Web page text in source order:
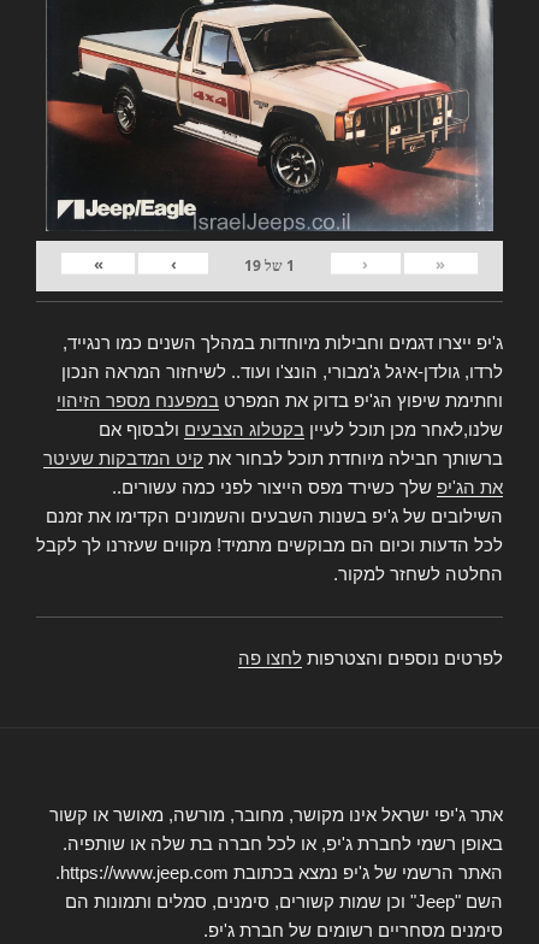
«
‹
1 של19
›
»
ג'יפ ייצרו דגמים וחבילות מיוחדות במהלך השנים כמו רנגייד,
לרדו, גולדן-איגל ג'מבורי, הונצ'ו ועוד.. לשיחזור המראה הנכון
וחתימת שיפוץ הג'יפ בדוק את המפרט במפענח מספר הזיהוי
שלנו,לאחר מכן תוכל לעיין בקטלוג הצבעים ולבסוף אם
ברשותך חבילה מיוחדת תוכל לבחור את קיט המדבקות שעיטר
את הג'יפ שלך כשירד מפס הייצור לפני כמה עשורים..
השילובים של ג'יפ בשנות השבעים והשמונים הקדימו את זמנם
לכל הדעות וכיום הם מבוקשים מתמיד! מקווים שעזרנו לך לקבל
החלטה לשחזר למקור.
לפרטים נוספים והצטרפות לחצו פה
אתר ג'יפי ישראל אינו מקושר, מחובר, מורשה, מאושר או קשור
באופן רשמי לחברת ג'יפ, או לכל חברה בת שלה או שותפיה.
האתר הרשמי של ג'יפ נמצא בכתובת https://www.jeep.com.
השם "Jeep" וכן שמות קשורים, סימנים, סמלים ותמונות הם
סימנים מסחריים רשומים של חברת ג'יפ.